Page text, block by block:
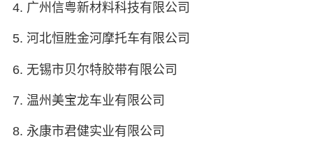
4. 广州信粤新材料科技有限公司
5. 河北恒胜金河摩托车有限公司
6. 无锡市贝尔特胶带有限公司
7. 温州美宝龙车业有限公司
8. 永康市君健实业有限公司